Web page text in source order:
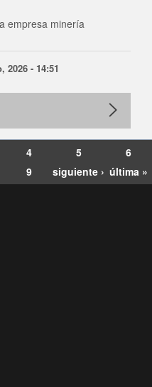
empresa minería
2026 - 14:51
4 5
6
9 siguiente › última »